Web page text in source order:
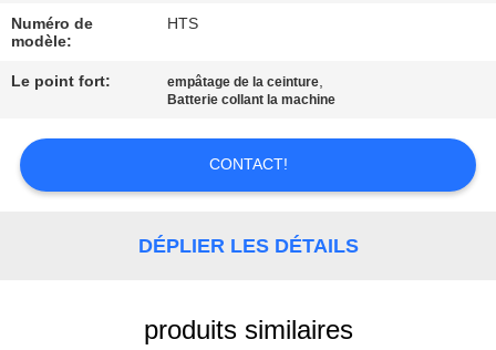
CONTACTEZ-
NOUS
DEMANDEZ
Numéro de
modèle:
HTS
Le point fort: empâtage de la ceinture,
Batterie collant la machine
CONTACT!
DÉPLIER LES DÉTAILS
produits similaires